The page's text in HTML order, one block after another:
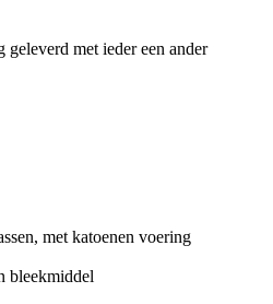
met ieder een ander
met katoenen voering
bleekmiddel